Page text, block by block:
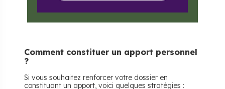
Comment constituer un apport personnel
?
Si vous souhaitez renforcer votre dossier en
constituant un apport, voici quelques stratégies :